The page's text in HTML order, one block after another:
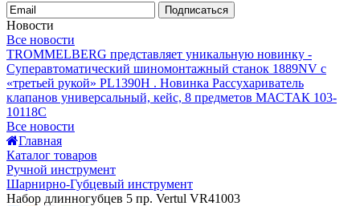
Подписаться
Новости
Все новости
TROMMELBERG представляет уникальную новинку -
Суперавтоматический шиномонтажный станок 1889NV с
«третьей рукой» PL1390H . Новинка Рассухариватель
клапанов универсальный, кейс, 8 предметов МАСТАК 103-
10118C
Все новости
Главная
Каталог товаров
Ручной инструмент
Шарнирно-Губцевый инструмент
Набор длинногубцев 5 пр. Vertul VR41003